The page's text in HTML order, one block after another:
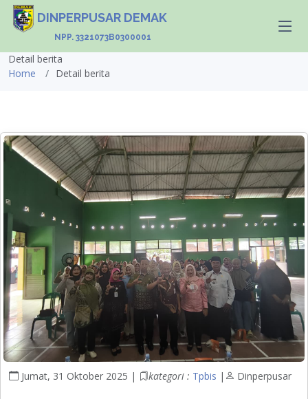
DINPERPUSAR DEMAK
NPP. 3321073B0300001
Detail berita
Home
Detail berita
Jumat, 31 Oktober 2025 | kategori : Tpbis | Dinperpusar